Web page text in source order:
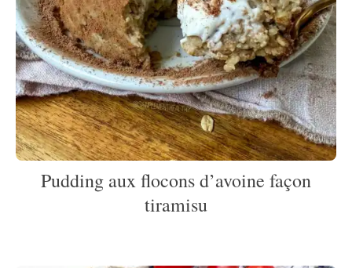
Pudding aux flocons d’avoine façon
tiramisu